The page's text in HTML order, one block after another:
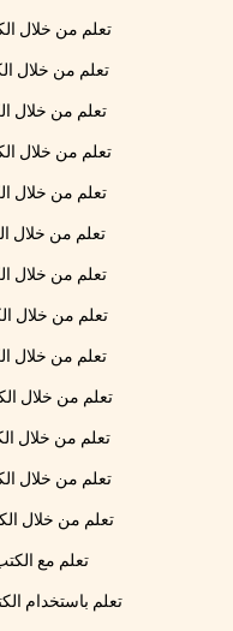
تعلم من خلال
تعلم من خلال
تعلم من خلال
تعلم من خلال
تعلم من خلال
تعلم من خلال
تعلم من خلال
تعلم من خلال
تعلم من خلال
تعلم من خلال
تعلم من خلال
تعلم من خلال
تعلم من خلال
تعلم مع الكتب
تعلم باستخدام